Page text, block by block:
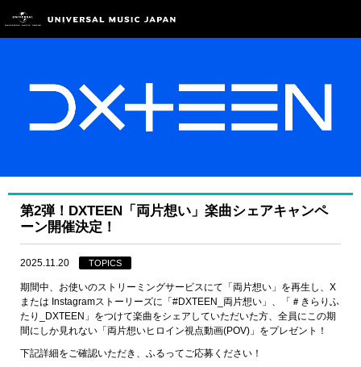
第2弾！DXTEEN「両片想い」楽曲シェアキャンペ
ーン開催決定！
2025.11.20 TOPICS
期間中、お使いのストリーミングサービスにて「両片想い」を再生し、X
または Instagramストーリーズに「#DXTEEN_両片想い」、「＃きらりふ
たり_DXTEEN」をつけて楽曲をシェアしていただいた方、全員にこの期
間にしか見れない「両片想いヒロイン視点動画(POV)」をプレゼント！
下記詳細をご確認いただき、ふるってご応募ください！